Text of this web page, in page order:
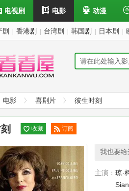
电视剧 电影 动漫
剧 香港剧 台湾剧 韩国剧 日本剧
电影 喜剧片 彼生时刻
收藏
订阅
我也要给
主演： 琼·
Sian